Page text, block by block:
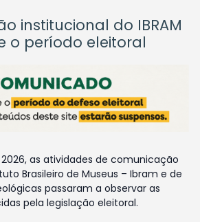
institucional do IBRAM
o período eleitoral
as atividades de comunicação
Brasileiro de Museus – Ibram e de
passaram a observar as
pela legislação eleitoral.